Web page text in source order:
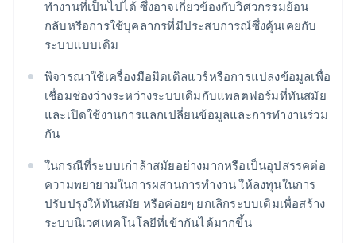
ทำงานที่เป็นไปได้ ซึ่งอาจเกี่ยวข้องกับวิศวกรรมย้อน
กลับหรือการใช้บุคลากรที่มีประสบการณ์ซึ่งคุ้นเคยกับ
ระบบแบบเดิม
พิจารณาใช้เครื่องมือมิดเดิลแวร์หรือการแปลงข้อมูลเพื่อ
เชื่อมช่องว่างระหว่างระบบเดิมกับแพลตฟอร์มที่ทันสมัย ​​
และเปิดใช้งานการแลกเปลี่ยนข้อมูลและการทำงานร่วม
กัน
ในกรณีที่ระบบเก่าล้าสมัยอย่างมากหรือเป็นอุปสรรคต่อ
ความพยายามในการผสานการทำงาน ให้ลงทุนในการ
ปรับปรุงให้ทันสมัย หรือค่อยๆ ยกเลิกระบบเดิมเพื่อสร้าง
ระบบนิเวศเทคโนโลยีที่เข้ากันได้มากขึ้น